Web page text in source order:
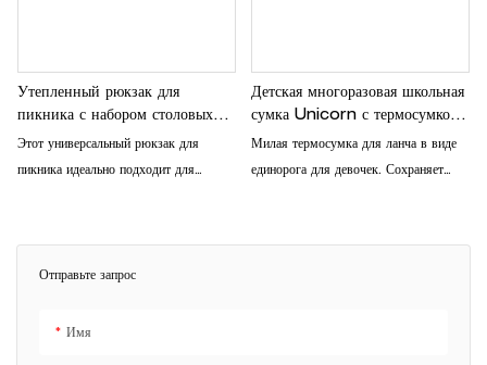
Отправьте запрос
Имя
Утепленный рюкзак для
пикника с набором столовых
приборов и держателем для
Этот универсальный рюкзак для
пикника идеально подходит для
столовых приборов, держатель для
вина и удобную конструкцию для
Детская многоразовая школьная
сумка Unicorn с термосумкой
для ланча
Милая термосумка для ланча в виде
единорога для девочек. Сохраняет
Идеально подходит для школы,